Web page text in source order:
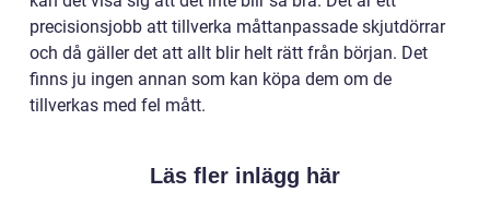
precisionsjobb att tillverka måttanpassade skjutdörrar
och då gäller det att allt blir helt rätt från början. Det
finns ju ingen annan som kan köpa dem om de
tillverkas med fel mått.
Läs fler inlägg här